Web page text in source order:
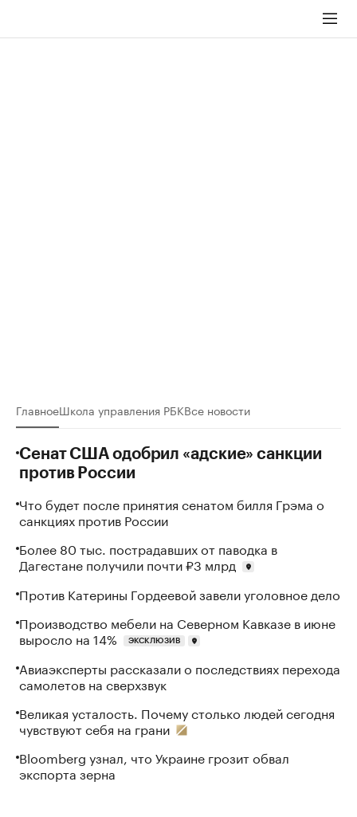
ГлавноеШкола управления РБКВсе новости
Сенат США одобрил «адские» санкции
против России
Что будет после принятия сенатом билля Грэма о
санкциях против России
Более 80 тыс. пострадавших от паводка в
Дагестане получили почти ₽3 млрд
Против Катерины Гордеевой завели уголовное дело
Производство мебели на Северном Кавказе в июне
выросло на 14%
ЭКСКЛЮЗИВ
Авиаэксперты рассказали о последствиях перехода
самолетов на сверхзвук
Великая усталость. Почему столько людей сегодня
чувствуют себя на грани
Bloomberg узнал, что Украине грозит обвал
экспорта зерна